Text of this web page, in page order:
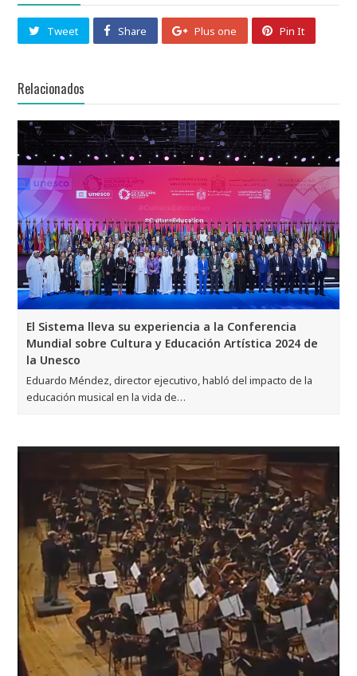
Tweet Share Plus one Pin It
Relacionados
El Sistema lleva su experiencia a la Conferencia
Mundial sobre Cultura y Educación Artística 2024 de
la Unesco
Eduardo Méndez, director ejecutivo, habló del impacto de la
educación musical en la vida de…